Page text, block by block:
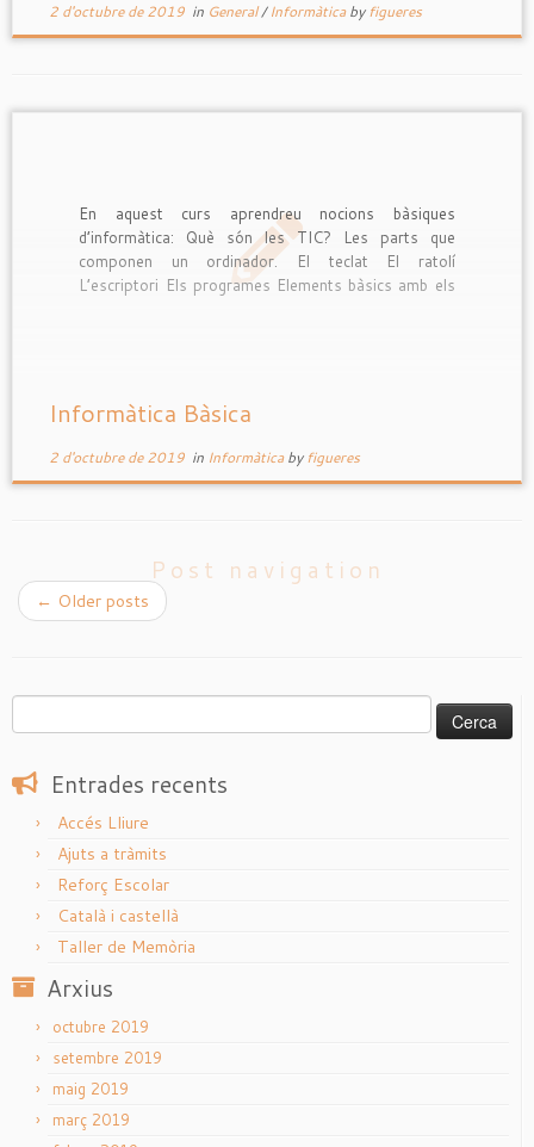
2 d'octubre de 2019in General/Informàticabyfigueres
En aquest curs aprendreu nocions bàsiques
d’informàtica: Què són les TIC? Les parts que
componen un ordinador. El teclat El ratolí
L’escriptori Els programes Elements bàsics amb els
Informàtica Bàsica
2 d'octubre de 2019in Informàticabyfigueres
Post navigation
← Older posts
Entrades recents
Accés Lliure
Ajuts a tràmits
Reforç Escolar
Català i castellà
Taller de Memòria
Arxius
octubre 2019
setembre 2019
maig 2019
març 2019